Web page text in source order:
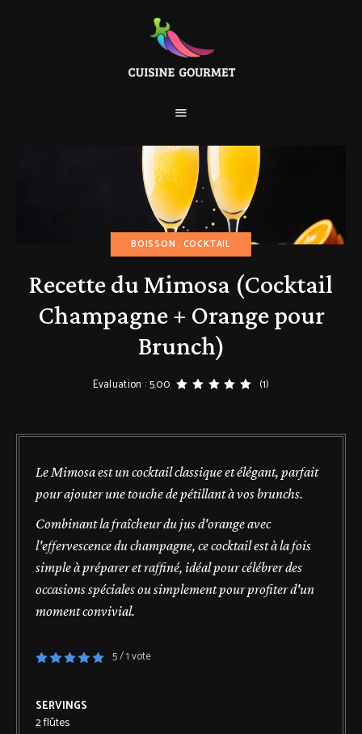
BOISSON COCKTAIL
Recette du Mimosa (Cocktail
Champagne + Orange pour
Brunch)
Evaluation : 5.00 (1)
Le Mimosa est un cocktail classique et élégant, parfait
pour ajouter une touche de pétillant à vos brunchs.
Combinant la fraîcheur du jus d'orange avec
l'effervescence du champagne, ce cocktail est à la fois
simple à préparer et raffiné, idéal pour célébrer des
occasions spéciales ou simplement pour profiter d'un
moment convivial.
5/ 1 vote
SERVINGS
2flûtes